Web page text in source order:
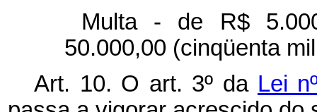
Multa - de R$
50.000,00 (cinqüenta
Art. 10. O art. 3º da Lei